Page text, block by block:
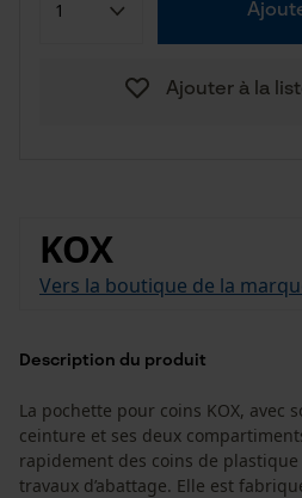
Ajouter à la
KOX
Vers la boutique de la
Description du produit
La pochette pour coins KOX, avec
ceinture et ses deux
rapidement des coins de
travaux d’abattage. Elle est